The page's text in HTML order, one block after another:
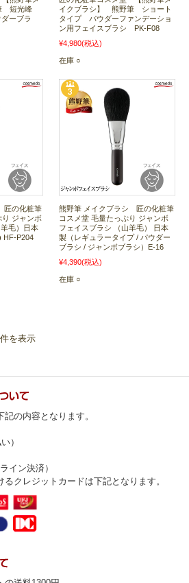
短光峰
ーブラ
イクブラシ】 熊野筆 ショート
タイプ パウダーファンデーショ
ン用フェイスブラシ PK-F08
¥4,980(税込)
在庫 ○
匠の化粧筆
ジャンボ
毛）日本
HF-P204
熊野筆 メイクブラシ 匠の化粧筆
コスメ堂 毛量たっぷり ジャンボ
フェイスブラシ （山羊毛） 日本
製（レギュラータイプ / パウダー
ブラシ / ジャンボブラシ）E-16
¥4,390(税込)
在庫 ○
を表示
の内容となります。
）
イン決済）
クレジットカードは下記となります。